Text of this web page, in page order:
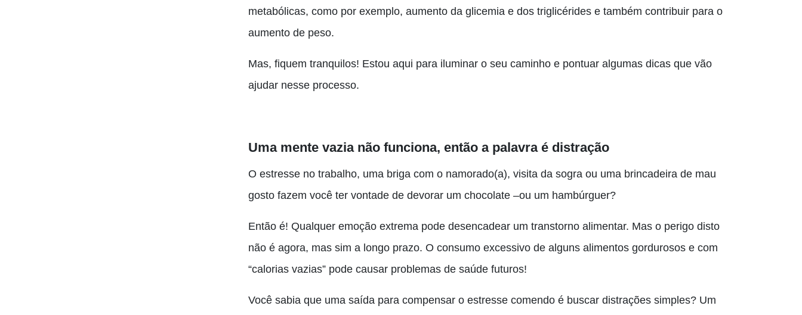
metabólicas, como por exemplo, aumento da glicemia e dos triglicérides e também contribuir para o
aumento de peso.
Mas, fiquem tranquilos! Estou aqui para iluminar o seu caminho e pontuar algumas dicas que vão
ajudar nesse processo.
Uma mente vazia não funciona, então a palavra é distração
O estresse no trabalho, uma briga com o namorado(a), visita da sogra ou uma brincadeira de mau
gosto fazem você ter vontade de devorar um chocolate –ou um hambúrguer?
Então é! Qualquer emoção extrema pode desencadear um transtorno alimentar. Mas o perigo disto
não é agora, mas sim a longo prazo. O consumo excessivo de alguns alimentos gordurosos e com
“calorias vazias” pode causar problemas de saúde futuros!
Você sabia que uma saída para compensar o estresse comendo é buscar distrações simples? Um